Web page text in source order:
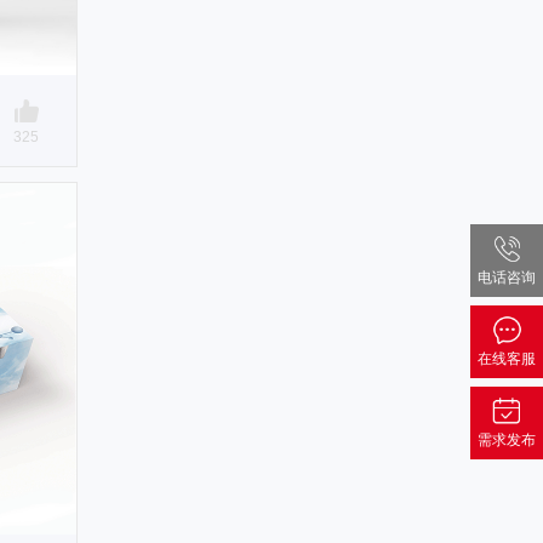
325
电话咨询
在线客服
需求发布